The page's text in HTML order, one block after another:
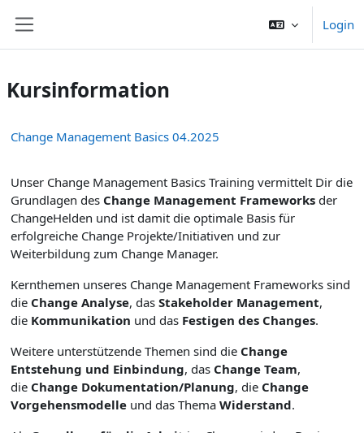
Login
Kursinformation
Change Management Basics 04.2025
Unser Change Management Basics Training vermittelt Dir die
Grundlagen des Change Management Frameworks der
ChangeHelden und ist damit die optimale Basis für
erfolgreiche Change Projekte/Initiativen und zur
Weiterbildung zum Change Manager.
Kernthemen unseres Change Management Frameworks sind
die Change Analyse, das Stakeholder Management,
die Kommunikation und das Festigen des Changes.
Weitere unterstützende Themen sind die Change
Entstehung und Einbindung, das Change Team,
die Change Dokumentation/Planung, die Change
Vorgehensmodelle und das Thema Widerstand.